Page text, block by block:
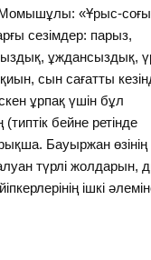
Момышұлы: «Ұрыс-
сезімдер: парыз,
ұждансыздық,
сын сағатты
ұрпақ үшін бұл
бейне ретінде
Бауыржан өзінің
түрлі жолдарын,
ішкі